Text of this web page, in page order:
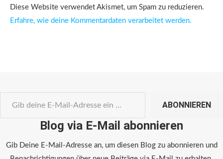
Diese Website verwendet Akismet, um Spam zu reduzieren.
Erfahre, wie deine Kommentardaten verarbeitet werden.
ABONNIEREN
Blog via E-Mail abonnieren
Gib Deine E-Mail-Adresse an, um diesen Blog zu abonnieren und